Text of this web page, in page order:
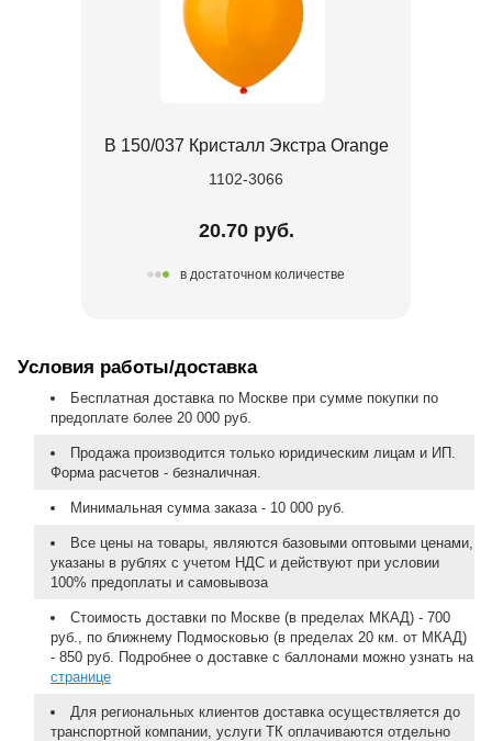
В 150/037 Кристалл Экстра Orange
1102-3066
20.70 руб.
в достаточном количестве
Условия работы/доставка
Бесплатная доставка по Москве при сумме покупки по
предоплате более 20 000 руб.
Продажа производится только юридическим лицам и ИП.
Форма расчетов - безналичная.
Минимальная сумма заказа - 10 000 руб.
Все цены на товары, являются базовыми оптовыми ценами,
указаны в рублях с учетом НДС и действуют при условии
100% предоплаты и самовывоза
Стоимость доставки по Москве (в пределах МКАД) - 700
руб., по ближнему Подмосковью (в пределах 20 км. от МКАД)
- 850 руб. Подробнее о доставке с баллонами можно узнать на
странице
Для региональных клиентов доставка осуществляется до
транспортной компании, услуги ТК оплачиваются отдельно